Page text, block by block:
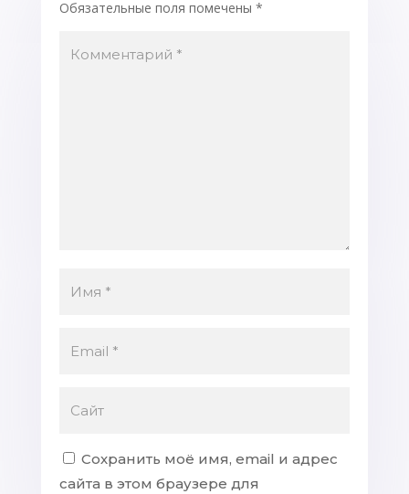
Обязательные поля помечены *
Сохранить моё имя, email и адрес
сайта в этом браузере для